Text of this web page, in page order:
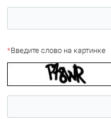
*Введите слово на картинке